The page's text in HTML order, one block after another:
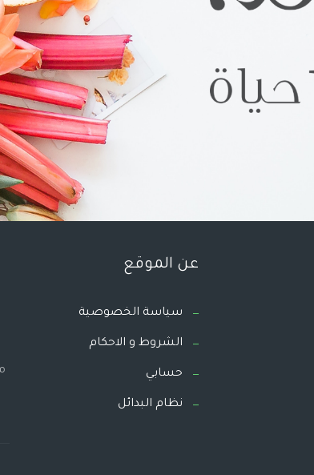
عن الموقع
سياسة الخصوصية
الشروط و الاحكام
حسابي
نظام البدائل